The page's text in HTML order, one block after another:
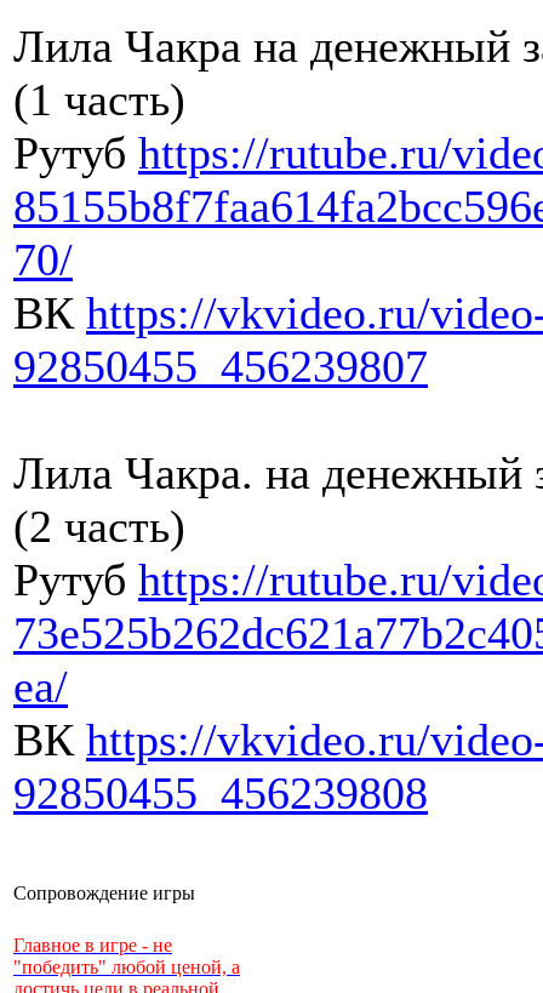
Лила Чакра на денежный
(1 часть)
Рутуб https://rutube.ru/
70/
ВК https://vkvideo.ru/
92850455_456239807
Лила Чакра. на денежный
(2 часть)
Рутуб https://rutube.ru/
ea/
ВК https://vkvideo.ru/
92850455_456239808
Сопровождение игры
Главное в игре - не
"победить" любой ценой, а
достичь цели в реальной